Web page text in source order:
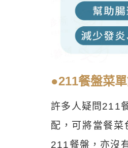
●211餐盤菜
許多人疑問211
配，可將當餐
211餐盤，亦沒